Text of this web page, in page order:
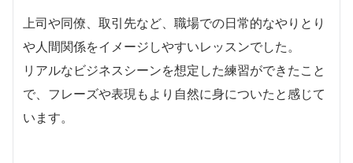
上司や同僚、取引先など、職場での日常的なやりとり
や人間関係をイメージしやすいレッスンでした。
リアルなビジネスシーンを想定した練習ができたこと
で、フレーズや表現もより自然に身についたと感じて
います。